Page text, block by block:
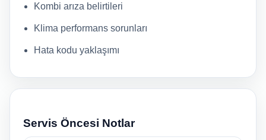
Kombi arıza belirtileri
Klima performans sorunları
Hata kodu yaklaşımı
Servis Öncesi Notlar